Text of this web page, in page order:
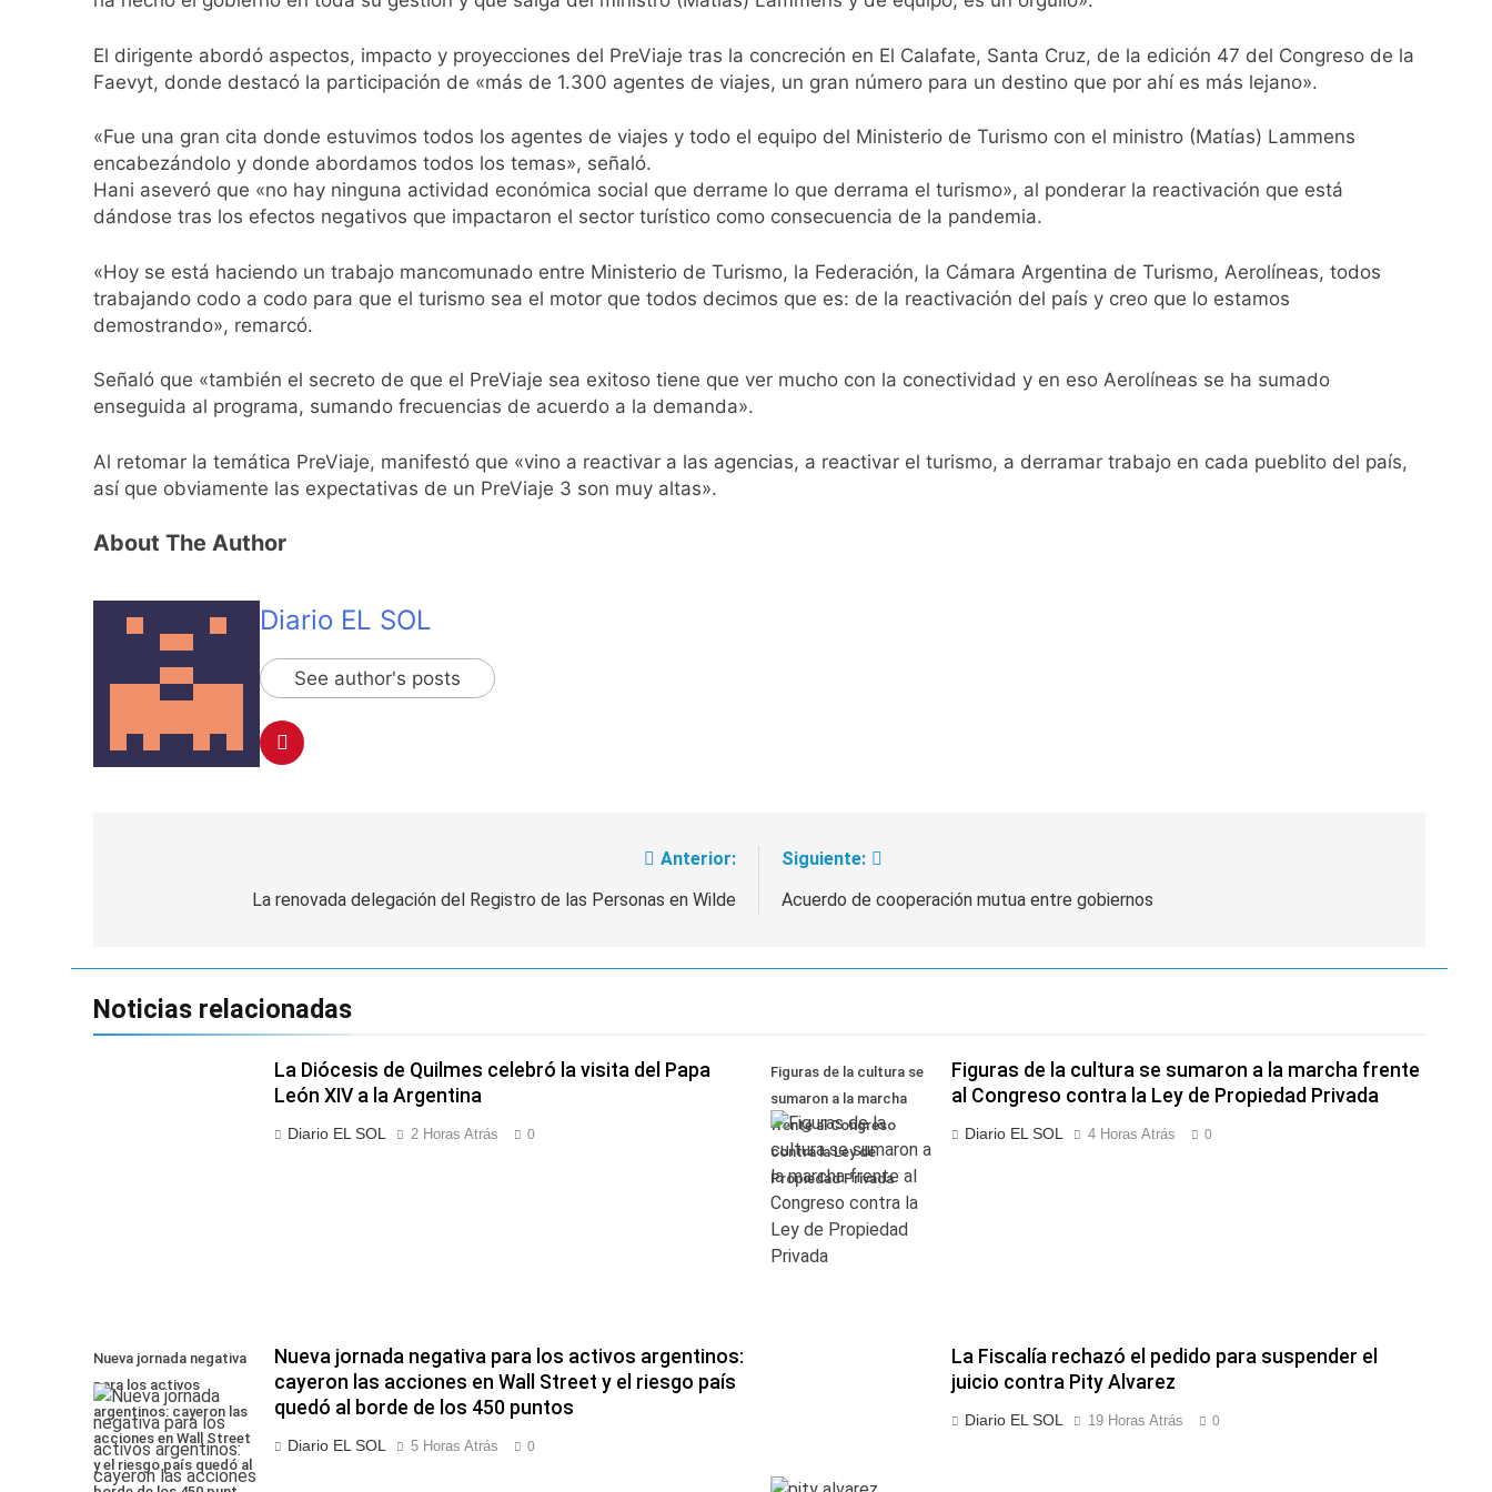
21 Horas Atrás
22 Horas Atrás
Candela Arizaga confirmó que tuvo un «brote psicótico» por consumo con Facundo Moyano
La Libertad Avanza consiguió la mayoría y rechazó el pedido del peronismo de girar el proyecto a comisión
Masiva movilización al Congreso contra el proyecto oficial de Ley de Propiedad Privada
La Diócesis de Quilmes celebra la fiesta de San Cayetano
24 Horas Atrás
La Línea 148 pasó a ser operada por La Central de Vicente López
La Municipalidad de Quilmes limpió sumideros y desagües en medio de las lluvias
1 Día Atrás
1 Día Atrás
El dirigente abordó aspectos, impacto y proyecciones del PreViaje tras la concreción en El Calafate, Santa Cruz, de la edición 47 del Congreso de la
Faevyt, donde destacó la participación de «más de 1.300 agentes de viajes, un gran número para un destino que por ahí es más lejano».
«Fue una gran cita donde estuvimos todos los agentes de viajes y todo el equipo del Ministerio de Turismo con el ministro (Matías) Lammens
encabezándolo y donde abordamos todos los temas», señaló.
Hani aseveró que «no hay ninguna actividad económica social que derrame lo que derrama el turismo», al ponderar la reactivación que está
dándose tras los efectos negativos que impactaron el sector turístico como consecuencia de la pandemia.
«Hoy se está haciendo un trabajo mancomunado entre Ministerio de Turismo, la Federación, la Cámara Argentina de Turismo, Aerolíneas, todos
trabajando codo a codo para que el turismo sea el motor que todos decimos que es: de la reactivación del país y creo que lo estamos
demostrando», remarcó.
Señaló que «también el secreto de que el PreViaje sea exitoso tiene que ver mucho con la conectividad y en eso Aerolíneas se ha sumado
enseguida al programa, sumando frecuencias de acuerdo a la demanda».
Al retomar la temática PreViaje, manifestó que «vino a reactivar a las agencias, a reactivar el turismo, a derramar trabajo en cada pueblito del país,
así que obviamente las expectativas de un PreViaje 3 son muy altas».
About The Author
Diario EL SOL
See author's posts
Anterior:
La renovada delegación del Registro de las Personas en Wilde
Siguiente:
Acuerdo de cooperación mutua entre gobiernos
Noticias relacionadas
La Diócesis de Quilmes celebró la visita del Papa
León XIV a la Argentina
Diario EL SOL 2 Horas Atrás 0
Figuras de la cultura se
sumaron a la marcha
frente al Congreso
contra la Ley de
Propiedad Privada
Figuras de la cultura se sumaron a la marcha frente
al Congreso contra la Ley de Propiedad Privada
Diario EL SOL 4 Horas Atrás 0
Nueva jornada negativa
para los activos
argentinos: cayeron las
acciones en Wall Street
y el riesgo país quedó al
Nueva jornada negativa para los activos argentinos:
cayeron las acciones en Wall Street y el riesgo país
quedó al borde de los 450 puntos
Diario EL SOL 5 Horas Atrás 0
La Fiscalía rechazó el pedido para suspender el
juicio contra Pity Alvarez
Diario EL SOL 19 Horas Atrás 0